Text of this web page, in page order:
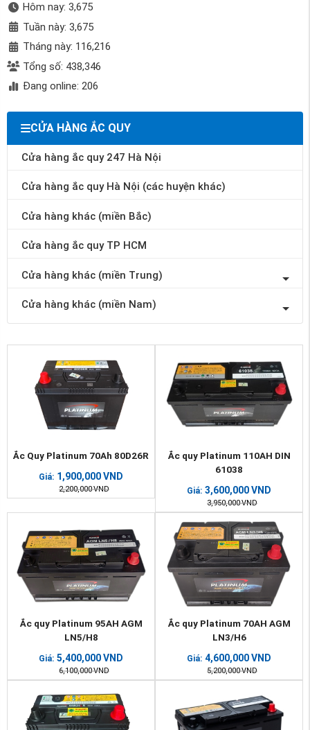
Hôm nay: 3,675
Tuần này: 3,675
Tháng này: 116,216
Tổng số: 438,346
Đang online: 206
CỬA HÀNG ẮC QUY
Cửa hàng ắc quy 247 Hà Nội
Cửa hàng ắc quy Hà Nội (các huyện khác)
Cửa hàng khác (miền Bắc)
Cửa hàng ắc quy TP HCM
Cửa hàng khác (miền Trung)
Cửa hàng khác (miền Nam)
Ắc Quy Platinum 70Ah 80D26R
Giá: 1,900,000VND
2,200,000 VND
Ắc quy Platinum 110AH DIN
61038
Giá: 3,600,000VND
3,950,000 VND
Ắc quy Platinum 95AH AGM
LN5/H8
Giá: 5,400,000VND
6,100,000 VND
Ắc quy Platinum 70AH AGM
LN3/H6
Giá: 4,600,000VND
5,200,000 VND